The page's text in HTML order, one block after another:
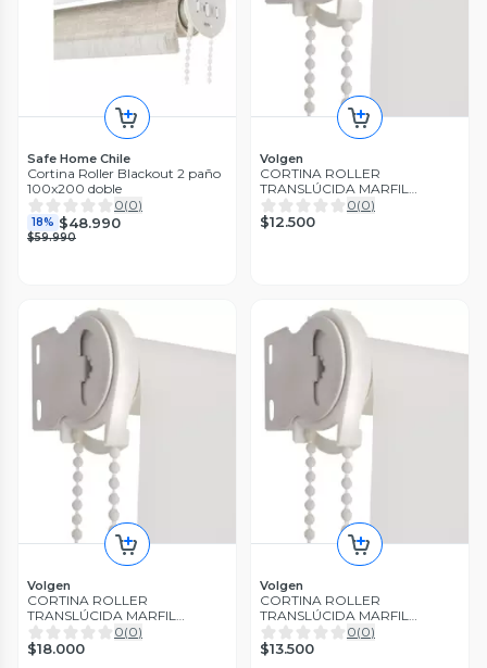
Safe Home Chile
Cortina Roller Blackout 2 paño
100x200 doble
0(0)
18% $48.990
$59.990
Volgen
CORTINA ROLLER
TRANSLÚCIDA MARFIL
105x190 CM
0(0)
$12.500
Volgen
CORTINA ROLLER
TRANSLÚCIDA MARFIL
180x190 CM
0(0)
$18.000
Volgen
CORTINA ROLLER
TRANSLÚCIDA MARFIL
120x190 CM
0(0)
$13.500